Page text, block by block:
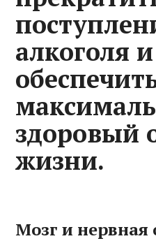
алкоголя и
здоровый
жизни.
Мозг и нервная